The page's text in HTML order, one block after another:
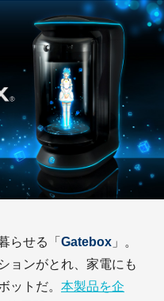
らせる「 Gatebox 」。
ョンがとれ、家電にも
ットだ。 本製品を企